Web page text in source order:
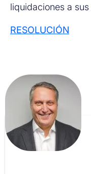
liquidaciones a
RESOLUCIÓN